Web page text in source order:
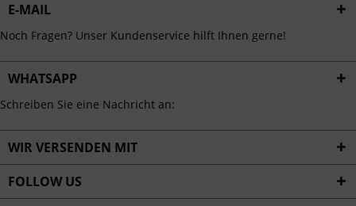
E-MAIL
Noch Fragen? Unser Kundenservice hilft Ihnen gerne!
WHATSAPP
Schreiben Sie eine Nachricht an:
WIR VERSENDEN MIT
FOLLOW US
Service